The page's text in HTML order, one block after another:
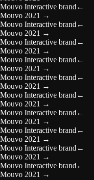
Mouvo Interactive brand ←
Mouvo 2021 →
Mouvo Interactive brand ←
Mouvo 2021 →
Mouvo Interactive brand ←
Mouvo 2021 →
Mouvo Interactive brand ←
Mouvo 2021 →
Mouvo Interactive brand ←
Mouvo 2021 →
Mouvo Interactive brand ←
Mouvo 2021 →
Mouvo Interactive brand ←
Mouvo 2021 →
Mouvo Interactive brand ←
Mouvo 2021 →
Mouvo Interactive brand ←
Mouvo 2021 →
Mouvo Interactive brand ←
Mouvo 2021 →